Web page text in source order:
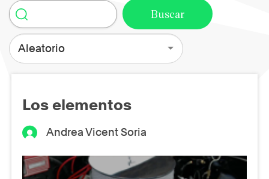
Aleatorio
Los elementos
Andrea Vicent Soria